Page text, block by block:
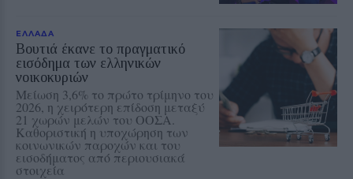
ΕΛΛΑΔΑ
Βουτιά έκανε το πραγματικό
εισόδημα των ελληνικών
νοικοκυριών
Μείωση 3,6% το πρώτο τρίμηνο του
2026, η χειρότερη επίδοση μεταξύ
21 χωρών μελών του ΟΟΣΑ.
Καθοριστική η υποχώρηση των
κοινωνικών παροχών και του
εισοδήματος από περιουσιακά
στοιχεία